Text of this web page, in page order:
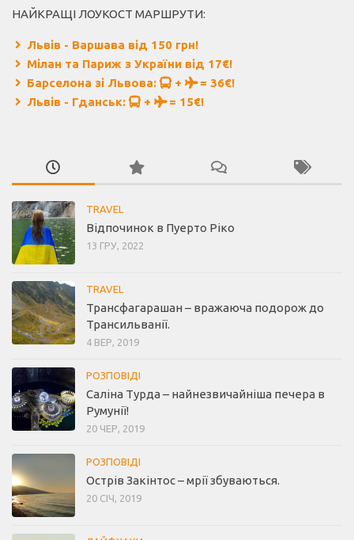
НАЙКРАЩІ ЛОУКОСТ МАРШРУТИ:
Львів - Варшава від 150 грн!
Мілан та Париж з України від 17€!
Барселона зі Львова:
+
= 36€!
Львів - Гданськ:
+ = 15€!
TRAVEL
Відпочинок в Пуерто Ріко
13 ГРУ, 2022
TRAVEL
Трансфагарашан – вражаюча подорож до
Трансильванії.
4 ВЕР, 2019
РОЗПОВІДІ
Саліна Турда – найнезвичайніша печера в
Румунії!
20 ЧЕР, 2019
РОЗПОВІДІ
Острів Закінтос – мрії збуваються.
20 СІЧ, 2019